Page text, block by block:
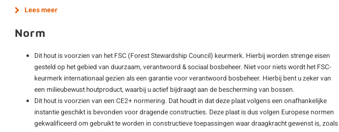
Lees meer
Norm
Dit hout is voorzien van het FSC (Forest Stewardship Council) keurmerk. Hierbij worden strenge eisen
gesteld op het gebied van duurzaam, verantwoord & sociaal bosbeheer. Niet voor niets wordt het FSC-
keurmerk internationaal gezien als een garantie voor verantwoord bosbeheer. Hierbij bent u zeker van
een milieubewust houtproduct, waarbij u actief bijdraagt aan de bescherming van bossen.
Dit hout is voorzien van een CE2+ normering. Dat houdt in dat deze plaat volgens een onafhankelijke
instantie geschikt is bevonden voor dragende constructies. Deze plaat is dus volgen Europese normen
gekwalificeerd om gebruikt te worden in constructieve toepassingen waar draagkracht gewenst is, zoals